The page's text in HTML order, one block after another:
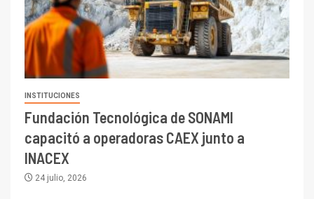
INSTITUCIONES
Fundación Tecnológica de SONAMI
capacitó a operadoras CAEX junto a
INACEX
24 julio, 2026